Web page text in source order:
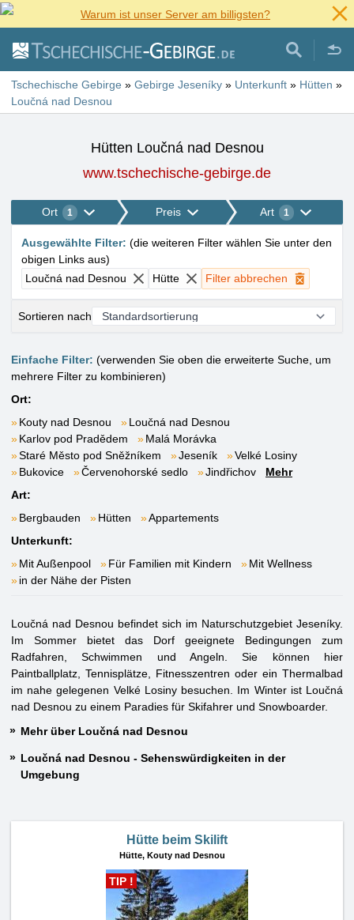
Warum ist unser Server am billigsten?
Tschechische Gebirge » Gebirge Jeseníky » Unterkunft » Hütten »
Loučná nad Desnou
Hütten Loučná nad Desnou
www.tschechische-gebirge.de
Ort 1 Preis Art 1
Ausgewählte Filter: (die weiteren Filter wählen Sie unter den
obigen Links aus)
Loučná nad Desnou
Hütte Filter abbrechen
Sortieren nach
Einfache Filter: (verwenden Sie oben die erweiterte Suche, um
mehrere Filter zu kombinieren)
Ort:
Kouty nad Desnou
Loučná nad Desnou
Karlov pod Pradědem
Malá Morávka
Staré Město pod Sněžníkem
Jeseník
Velké Losiny
Bukovice
Červenohorské sedlo Jindřichov
Mehr
Art:
Bergbauden
Hütten
Appartements
Unterkunft:
Mit Außenpool
Für Familien mit Kindern
Mit Wellness
in der Nähe der Pisten
Loučná nad Desnou befindet sich im Naturschutzgebiet Jeseníky.
Im Sommer bietet das Dorf geeignete Bedingungen zum
Radfahren, Schwimmen und Angeln. Sie können hier
Paintballplatz, Tennisplätze, Fitnesszentren oder ein Thermalbad
im nahe gelegenen Velké Losiny besuchen. Im Winter ist Loučná
nad Desnou zu einem Paradies für Skifahrer und Snowboarder.
Mehr über Loučná nad Desnou
Loučná nad Desnou - Sehenswürdigkeiten in der
Umgebung
Hütte beim Skilift
Hütte, Kouty nad Desnou
TIP !